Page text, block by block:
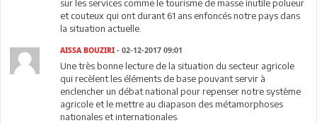
sur les services comme le tourisme de masse inutile polueur
et couteux qui ont durant 61 ans enfoncés notre pays dans
la situation actuelle.
AISSA BOUZIRI - 02-12-2017 09:01
Une très bonne lecture de la situation du secteur agricole
qui recèlent les éléments de base pouvant servir à
enclencher un débat national pour repenser notre système
agricole et le mettre au diapason des métamorphoses
nationales et internationales.